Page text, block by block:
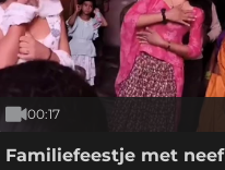
00:17
Familiefeestje met neef